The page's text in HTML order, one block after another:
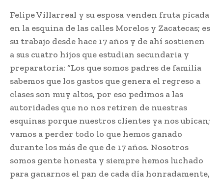
Felipe Villarreal y su esposa venden fruta picada
en la esquina de las calles Morelos y Zacatecas; es
su trabajo desde hace 17 años y de ahí sostienen
a sus cuatro hijos que estudian secundaria y
preparatoria: “Los que somos padres de familia
sabemos que los gastos que genera el regreso a
clases son muy altos, por eso pedimos a las
autoridades que no nos retiren de nuestras
esquinas porque nuestros clientes ya nos ubican;
vamos a perder todo lo que hemos ganado
durante los más de que de 17 años. Nosotros
somos gente honesta y siempre hemos luchado
para ganarnos el pan de cada día honradamente,